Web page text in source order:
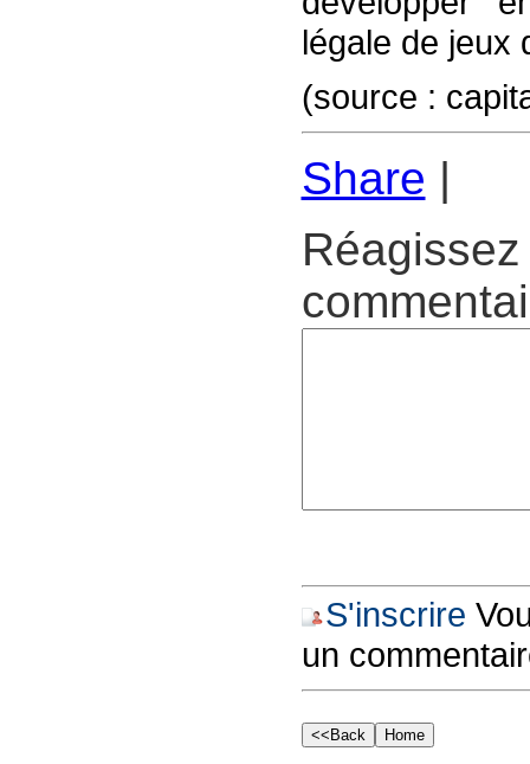
légale de jeux
(source :
Share |
S'inscrire
un